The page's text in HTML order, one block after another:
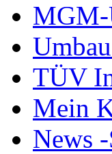
MGM-
TÜV
Mein
News